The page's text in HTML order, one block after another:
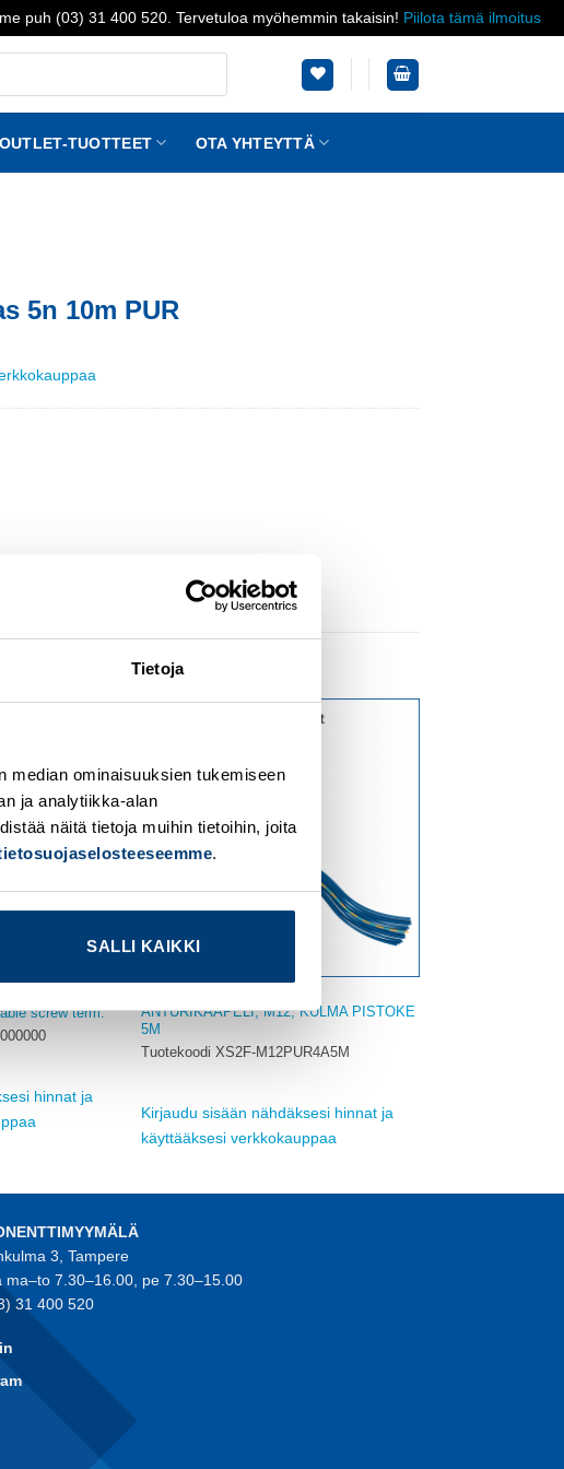
Tietoja
median ominaisuuksien tukemiseen
ja analytiikka-alan
näitä tietoja muihin tietoihin, joita
.
SALLI KAIKKI
puh (03) 31 400 520. Tervetuloa myöhemmin takaisin! Piilota tämä ilmoitus
OUTLET-TUOTTEET OTA YHTEYTTÄ
5n 10m PUR
wishlist
screw term.
hinnat ja
ANTURIKAAPELI, M12, KULMA PISTOKE
5M
Tuotekoodi XS2F-M12PUR4A5M
Kirjaudu sisään nähdäksesi hinnat ja
käyttääksesi verkkokauppaa
3, Tampere
ma–to 7.30–16.00, pe 7.30–15.00
31 400 520